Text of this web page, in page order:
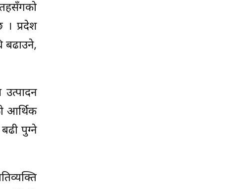
तहसँगको
। प्रदेश
बढाउने,
आर्थिक
पुग्ने